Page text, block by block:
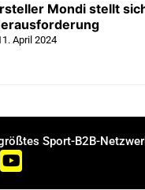
Mondi stellt
April 2024
Sport-B2B-